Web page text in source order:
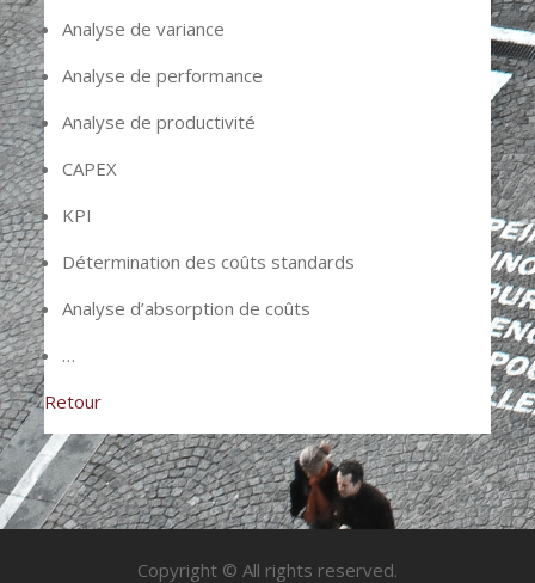
Analyse de variance
Analyse de performance
Analyse de productivité
CAPEX
KPI
Détermination des coûts standards
Analyse d’absorption de coûts
…
Retour
Copyright © All rights reserved.